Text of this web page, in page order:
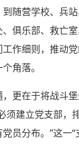
随营学校、兵
俱乐部、救亡
作细则，推动
角落。
，更在于将战斗
须建立党支部，
员分布。”这一